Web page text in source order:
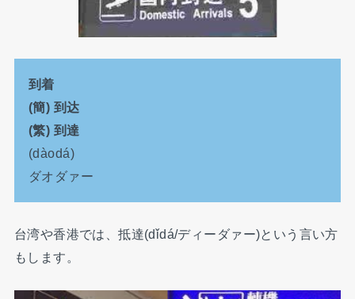
到着
(簡) 到达
(繁) 到達
(dàodá)
ダオダァー
台湾や香港では、抵達(dǐdá/ディーダァー)という言い方
もします。